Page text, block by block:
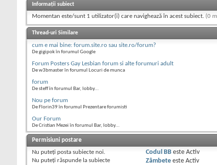
Informații subiect
Momentan este/sunt 1 utilizator(i) care navighează în acest subiect. (0
Thread-uri Similare
cum e mai bine: forum.site.ro sau site.ro/forum?
De gigipok în forumul Google
Forum Posters Gay Lesbian forum si alte forumuri adult
De w3bmaster în forumul Locuri de munca
forum
De steff în forumul Bar, lobby...
Nou pe forum
De Florin39 în forumul Prezentare forumisti
Our Forum
De Cristian Mezei în forumul Bar, lobby...
Permisiuni postare
Nu puteţi posta subiecte noi.
Nu puteţi răspunde la subiecte
Codul BBeste Activ
Zâmbeteeste Activ